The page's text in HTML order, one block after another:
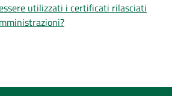
utilizzati i certificati rilasciati